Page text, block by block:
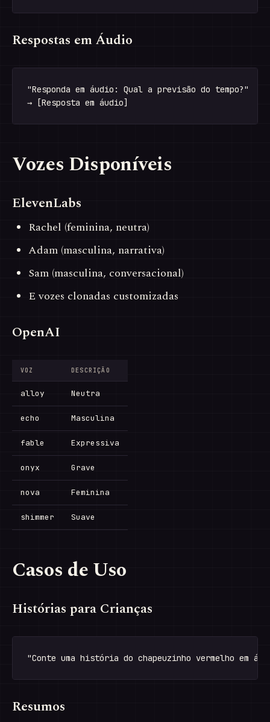
Respostas em Áudio
"Responda em áudio: Qual a previsão do tempo?"
Vozes Disponíveis
ElevenLabs
Rachel (feminina, neutra)
Adam (masculina, narrativa)
Sam (masculina, conversacional)
E vozes clonadas customizadas
OpenAI
VOZ DESCRIÇÃO
alloy Neutra
echo Masculina
fable Expressiva
onyx Grave
nova Feminina
shimmer Suave
Casos de Uso
Histórias para Crianças
Resumos